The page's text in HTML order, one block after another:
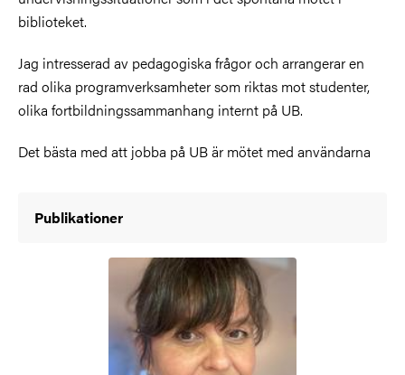
biblioteket.
Jag intresserad av pedagogiska frågor och arrangerar en
rad olika programverksamheter som riktas mot studenter,
olika fortbildningssammanhang internt på UB.
Det bästa med att jobba på UB är mötet med användarna
Publikationer